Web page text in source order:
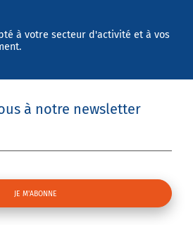
à votre secteur d'activité et à vos
à notre newsletter